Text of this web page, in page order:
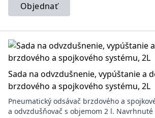
Objednať
Sada na odvzdušnenie, vypúštanie a
brzdového a spojkového systému, 2L
Pneumatický odsávač brzdového a
a odvzdušňovač s objemom 2 l.